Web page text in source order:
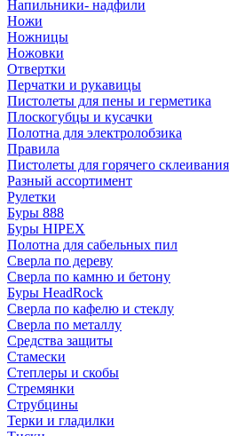
Напильники- надфили
Ножи
Ножницы
Ножовки
Отвертки
Перчатки и рукавицы
Пистолеты для пены и герметика
Плоскогубцы и кусачки
Полотна для электролобзика
Правила
Пистолеты для горячего склеивания
Разный ассортимент
Рулетки
Буры 888
Буры HIPEX
Полотна для сабельных пил
Сверла по дереву
Сверла по камню и бетону
Буры HeadRock
Сверла по кафелю и стеклу
Сверла по металлу
Средства защиты
Стамески
Степлеры и скобы
Стремянки
Струбцины
Терки и гладилки